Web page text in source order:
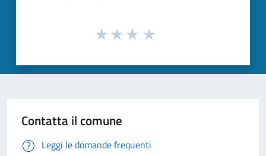
Contatta il comune
Leggi le domande frequenti